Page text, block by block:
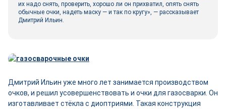
их надо снять, проверить, хорошо ли он прихватил, опять снять
обычные очки, надеть маску — и так по кругу», — рассказывает
Дмитрий Ильин.
Дмитрий Ильин уже много лет занимается производством
очков, и решил усовершенствовать и очки для газосварки. Он
изготавливает стёкла с диоптриями. Такая конструкция